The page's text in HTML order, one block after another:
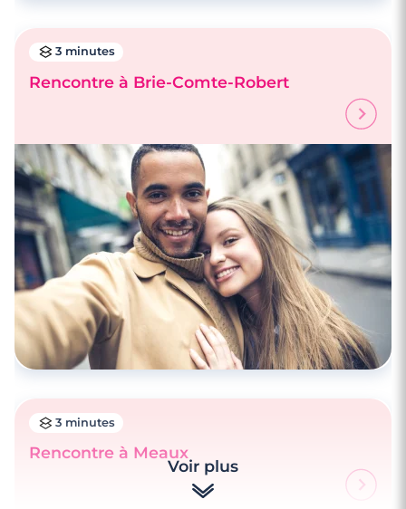
3 minutes
Rencontre à Brie-Comte-Robert
3 minutes
Rencontre à Meaux
Voir plus